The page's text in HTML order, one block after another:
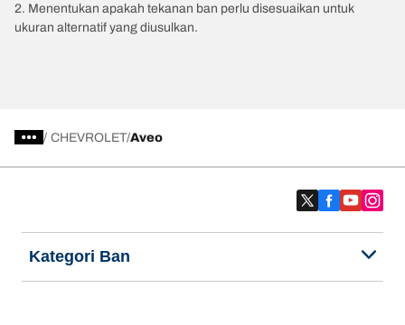
2. Menentukan apakah tekanan ban perlu disesuaikan untuk
ukuran alternatif yang diusulkan.
/ CHEVROLET Aveo
Kategori Ban